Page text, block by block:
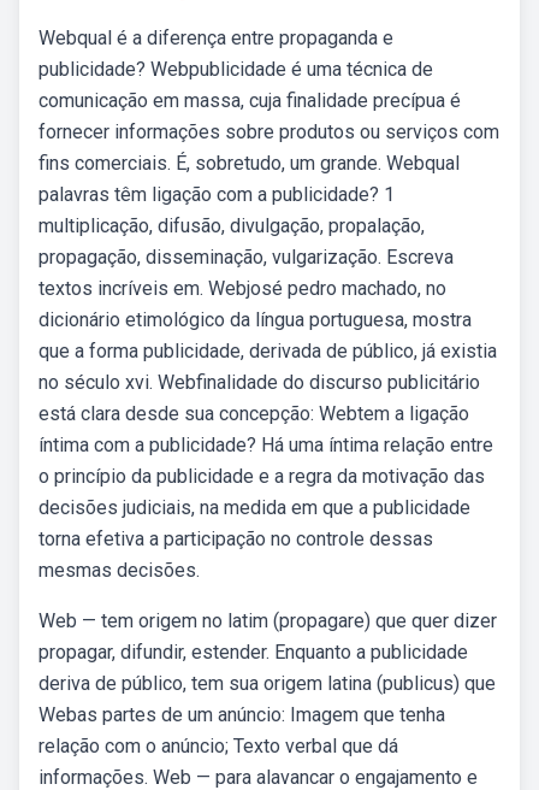
Webqual é a diferença entre propaganda e
publicidade? Webpublicidade é uma técnica de
comunicação em massa, cuja finalidade precípua é
fornecer informações sobre produtos ou serviços com
fins comerciais. É, sobretudo, um grande. Webqual
palavras têm ligação com a publicidade? 1
multiplicação, difusão, divulgação, propalação,
propagação, disseminação, vulgarização. Escreva
textos incríveis em. Webjosé pedro machado, no
dicionário etimológico da língua portuguesa, mostra
que a forma publicidade, derivada de público, já existia
no século xvi. Webfinalidade do discurso publicitário
está clara desde sua concepção: Webtem a ligação
íntima com a publicidade? Há uma íntima relação entre
o princípio da publicidade e a regra da motivação das
decisões judiciais, na medida em que a publicidade
torna efetiva a participação no controle dessas
mesmas decisões.
Web — tem origem no latim (propagare) que quer dizer
propagar, difundir, estender. Enquanto a publicidade
deriva de público, tem sua origem latina (publicus) que
Webas partes de um anúncio: Imagem que tenha
relação com o anúncio; Texto verbal que dá
informações. Web — para alavancar o engajamento e